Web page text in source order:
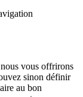
vous offrirons
sinon définir
au bon